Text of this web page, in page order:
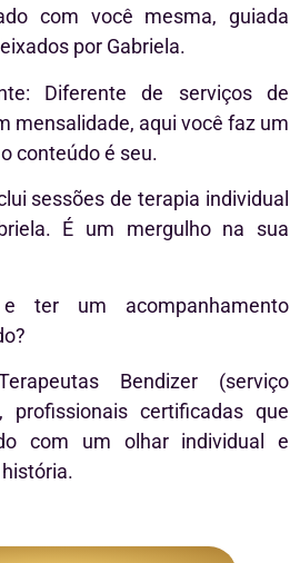
com você mesma, guiada
por Gabriela.
Diferente de serviços de
mensalidade, aqui você faz um
conteúdo é seu.
sessões de terapia individual
É um mergulho na sua
e ter um acompanhamento
Bendizer (serviço
profissionais certificadas que
com um olhar individual e